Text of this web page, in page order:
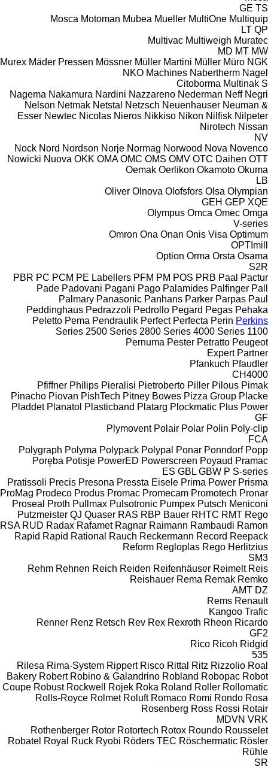
GE TS
Mosca Motoman Mubea Mueller MultiOne Multiquip
LT QP
Multivac Multiweigh Muratec
MD MT MW
Murex Mäder Pressen Mössner Müller Martini Müller Müro NGK
NKO Machines Nabertherm Nagel
Citoborma Multinak S
Nagema Nakamura Nardini Nazzareno Nederman Neff Negri
Nelson Netmak Netstal Netzsch Neuenhauser Neuman &
Esser Newtec Nicolas Nieros Nikkiso Nikon Nilfisk Nilpeter
Nirotech Nissan
NV
Nock Nord Nordson Norje Normag Norwood Nova Novenco
Nowicki Nuova OKK OMA OMC OMS OMV OTC Daihen OTT
Oemak Oerlikon Okamoto Okuma
LB
Oliver Olnova Olofsfors Olsa Olympian
GEH GEP XQE
Olympus Omca Omec Omga
V-series
Omron Ona Onan Onis Visa Optimum
OPTImill
Option Orma Orsta Osama
S2R
PBR PC PCM PE Labellers PFM PM POS PRB Paal
Pactur
Pade Padovani Pagani Pago Palamides Palfinger Pall
Palmary Panasonic Panhans Parker Parpas Paul
Peddinghaus Pedrazzoli Pedrollo Pegard Pegas Pehaka
Peletto Pema Pendraulik Perfect Perfecta Perin Perkins
1100 Series
2500 Series 2800 Series 4000 Series
Pernuma Pester Petratto Peugeot
Expert Partner
Pfankuch Pfaudler
CH4000
Pfiffner Philips Pieralisi Pietroberto Piller Pilous Pimak
Pinacho Piovan PishTech Pitney Bowes Pizza Group Placke
Pladdet Planatol Plasticband Platarg Plockmatic Plus Power
GF
Plymovent Polair Polar Polin Poly-clip
FCA
Polygraph Polyma Polypack Polypal Ponar Ponndorf Popp
Poręba Potisje PowerED Powerscreen Poyaud Pramac
ES GBL GBW P S-series
Pratissoli Precis Presona Pressta Eisele Prima Power Prisma
ProMag Prodeco Produs Promac Promecam Promotech Pronar
Proseal
Proth Pullmax Pulsotronic Pumpex Putsch Meniconi
Putzmeister QJ Quaser RAS RBP Bauer RHTC RMT Rego
RSA RUD Radax Rafamet Ragnar Raimann Rambaudi Ramon
Rapid Rapid Rational Rauch Reckermann Record Reepack
Reform Regloplas Rego Herlitzius
SM3
Rehm Rehnen Reich Reiden Reifenhäuser Reimelt Reis
Reishauer Rema Remak Remko
AMT DZ
Rems Renault
Kangoo Trafic
Renner Renz Retsch Rev Rex Rexroth Rheon Ricardo
GF2
Rico Ricoh Ridgid
535
Rilesa Rima-System Rippert Risco Rittal Ritz Rizzolio Roal
Bakery Robert Robino & Galandrino Robland Robopac Robot
Coupe Robust Rockwell Rojek Roka Roland Roller Rollomatic
Rolls-Royce Rolmet Roluft Romaco Romi Rondo Rosa
Rosenberg Ross Rossi Rotair
MDVN VRK
Rothenberger Rotor Rotortech Rotox Roundo Rousselet
Robatel Royal Ruck Ryobi Röders TEC Röschermatic Rösler
Rühle
SR